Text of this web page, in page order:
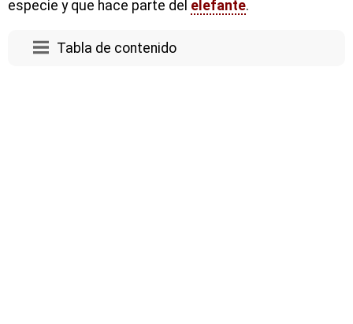
especie y que hace parte del elefante.
Tabla de contenido